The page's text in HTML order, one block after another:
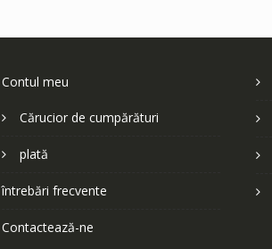
Contul meu
Cărucior de cumpărături
plată
întrebări frecvente
Contactează-ne